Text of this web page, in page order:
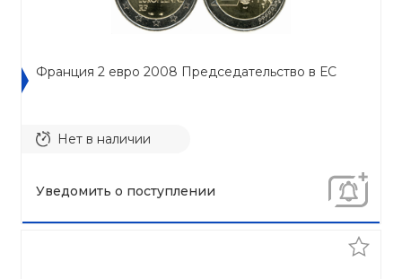
Франция 2 евро 2008 Председательство в ЕС
Нет в наличии
Уведомить о поступлении